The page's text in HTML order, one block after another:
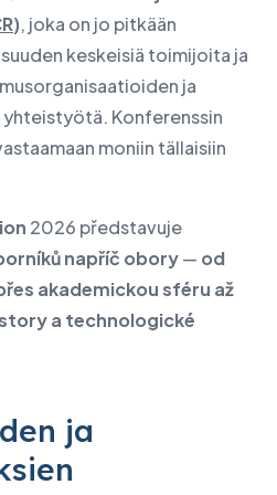
), joka on jo pitkään
keskeisiä toimijoita ja
ja
Konferenssin
moniin tällaisiin
2026 představuje
napříč obory— od
akademickou sféru až
a technologické
ja